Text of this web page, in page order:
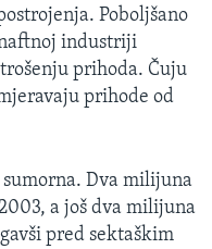
Poboljšano
industriji
prihoda. Čuju
prihode od
Dva milijuna
a još dva milijuna
pred sektaškim